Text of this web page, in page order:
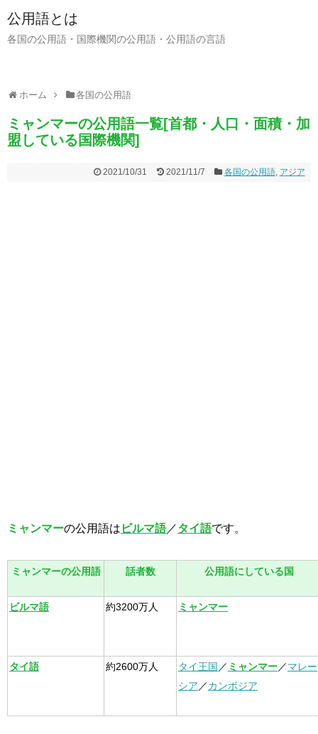
公用語とは
各国の公用語・国際機関の公用語・公用語の言語
ホーム 各国の公用語
ミャンマーの公用語一覧[首都・人口・面積・加
盟している国際機関]
2021/10/31 2021/11/7 各国の公用語, アジア
ミャンマーの公用語は ビルマ語／タイ語です。
ミャンマーの公用語 話者数 公用語にしている国
ビルマ語 約3200万人 ミャンマー
タイ語 約2600万人 タイ王国 ／ ミャンマー／マレー
シア ／カンボジア